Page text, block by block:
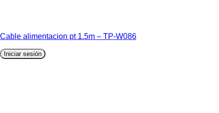
Cable alimentacion pt 1.5m – TP-W086
Iniciar sesión